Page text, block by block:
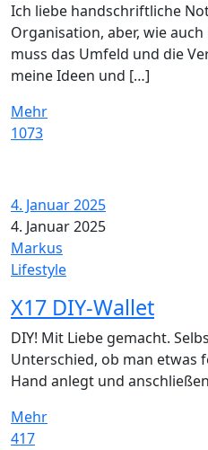
Ich liebe handschriftliche
Organisation, aber, wie
muss das Umfeld und die
meine Ideen und […]
Mehr
1073
4. Januar 2025
4. Januar 2025
Markus
Lifestyle
X17 DIY-Wallet
DIY! Mit Liebe gemacht.
Unterschied, ob man etwas
Hand anlegt und
Mehr
417